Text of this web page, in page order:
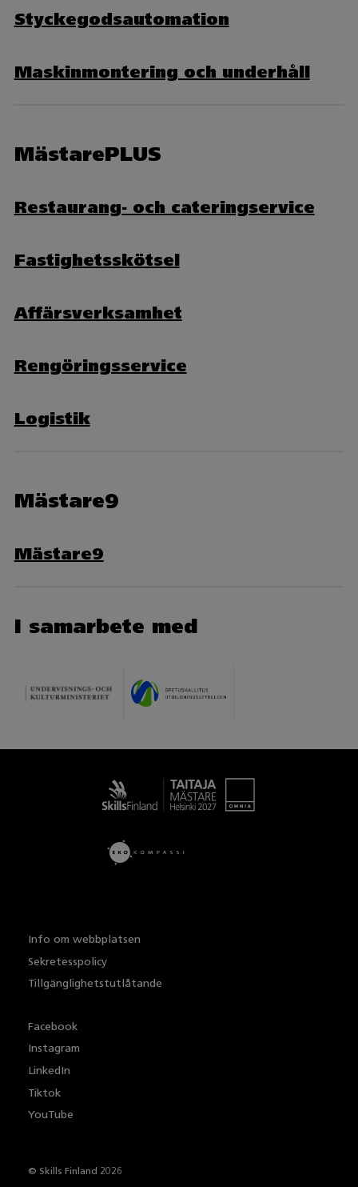
Styckegodsautomation
Maskinmontering och underhåll
MästarePLUS
Restaurang- och cateringservice
Fastighetsskötsel
Affärsverksamhet
Rengöringsservice
Logistik
Mästare9
Mästare9
I samarbete med
Info om webbplatsen
Sekretesspolicy
Tillgänglighetstutlåtande
Facebook
Instagram
LinkedIn
Tiktok
YouTube
© Skills Finland 2026